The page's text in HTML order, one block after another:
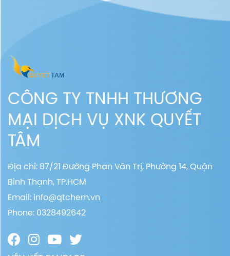
CÔNG TY TNHH THƯƠNG
MẠI DỊCH VỤ XNK QUYẾT
TÂM
Địa chỉ: 87/21 Đường Phan Văn Trị, Phường 14, Quận
Bình Thạnh, TP.HCM
Email: info@qtchem.vn
Phone: 0328492642